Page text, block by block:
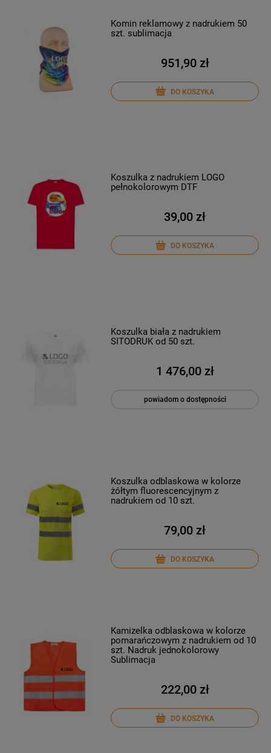
Komin reklamowy z nadrukiem 50
szt. sublimacja
951,90 zł
DO KOSZYKA
Koszulka z nadrukiem LOGO
pełnokolorowym DTF
39,00 zł
DO KOSZYKA
Koszulka biała z nadrukiem
SITODRUK od 50 szt.
1 476,00 zł
powiadom o dostępności
Koszulka odblaskowa w kolorze
żółtym fluorescencyjnym z
nadrukiem od 10 szt.
79,00 zł
DO KOSZYKA
Kamizelka odblaskowa w kolorze
pomarańczowym z nadrukiem od 10
szt. Nadruk jednokolorowy
Sublimacja
222,00 zł
DO KOSZYKA